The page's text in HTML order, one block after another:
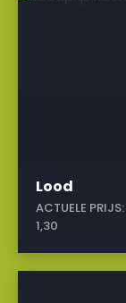
Lood
ACTUELE PRIJS:
1,30